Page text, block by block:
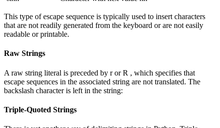
This type of escape sequence is typically used to insert characters
that are not readily generated from the keyboard or are not easily
readable or printable.
Raw Strings
A raw string literal is preceded by r or R , which specifies that
escape sequences in the associated string are not translated. The
backslash character is left in the string:
Triple-Quoted Strings